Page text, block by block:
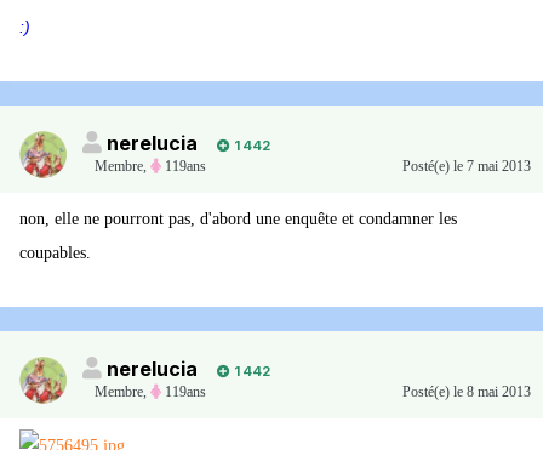
:)
nerelucia
1 442
Membre, 119ans Posté(e) le 7 mai 2013
non, elle ne pourront pas, d'abord une enquête et condamner les
coupables.
nerelucia
1 442
Membre, 119ans Posté(e) le 8 mai 2013